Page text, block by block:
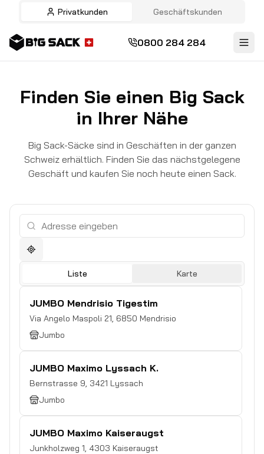
Privatkunden Geschäftskunden
0800 284 284
Finden Sie einen Big Sack
in Ihrer Nähe
Big Sack-Säcke sind in Geschäften in der ganzen
Schweiz erhältlich. Finden Sie das nächstgelegene
Geschäft und kaufen Sie noch heute einen Sack.
Liste Karte
JUMBO Mendrisio Tigestim
Via Angelo Maspoli 21, 6850 Mendrisio
Jumbo
JUMBO Maximo Lyssach K.
Bernstrasse 9, 3421 Lyssach
Jumbo
JUMBO Maximo Kaiseraugst
Junkholzweg 1, 4303 Kaiseraugst